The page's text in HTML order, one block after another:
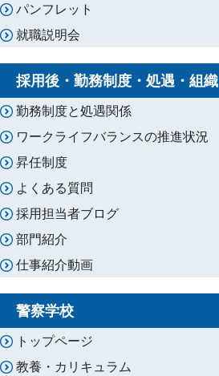
パンフレット
就職説明会
採用後・勤務制度・処遇・組織
勤務制度と処遇関係
ワークライフバランスの推進状況
昇任制度
よくある質問
採用担当者ブログ
部門紹介
仕事紹介動画
警察学校
トップページ
教養・カリキュラム